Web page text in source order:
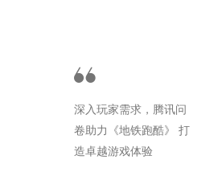
深入玩家需求，腾讯问
卷助力《地铁跑酷》 打
造卓越游戏体验